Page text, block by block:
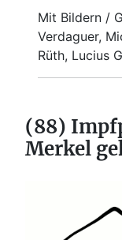
Mit Bildern /
Verdaguer,
Rüth, Lucius
(88)
Merkel